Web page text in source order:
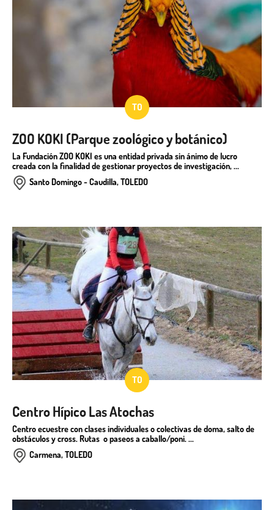
TO
ZOO KOKI (Parque zoológico y botánico)
La Fundación ZOO KOKI es una entidad privada sin ánimo de lucro
creada con la finalidad de gestionar proyectos de investigación, ...
Santo Domingo - Caudilla, TOLEDO
TO
Centro Hípico Las Atochas
Centro ecuestre con clases individuales o colectivas de doma, salto de
obstáculos y cross. Rutas o paseos a caballo/poni. ...
Carmena, TOLEDO